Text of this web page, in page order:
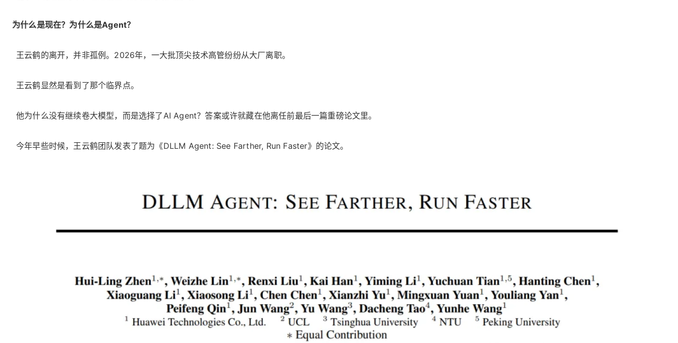
为什么是现在？为什么是Agent？
王云鹤的离开，并非孤例。2026年，一大批顶尖技术高管纷纷从大厂离职。
王云鹤显然是看到了那个临界点。
他为什么没有继续卷大模型，而是选择了AI Agent？答案或许就藏在他离任前最后一篇重磅论文里。
今年早些时候，王云鹤团队发表了题为《DLLM Agent: See Farther, Run Faster》的论文。